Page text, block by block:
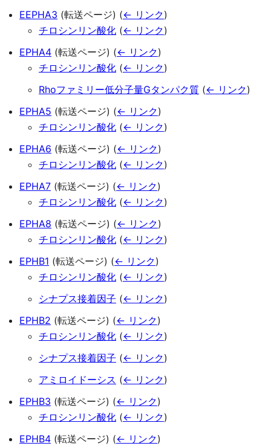
EEPHA3 (転送ページ) (← リンク)
チロシンリン酸化 (← リンク)
EPHA4 (転送ページ) (← リンク)
チロシンリン酸化 (← リンク)
Rhoファミリー低分子量Gタンパク質 (← リンク)
EPHA5 (転送ページ) (← リンク)
チロシンリン酸化 (← リンク)
EPHA6 (転送ページ) (← リンク)
チロシンリン酸化 (← リンク)
EPHA7 (転送ページ) (← リンク)
チロシンリン酸化 (← リンク)
EPHA8 (転送ページ) (← リンク)
チロシンリン酸化 (← リンク)
EPHB1 (転送ページ) (← リンク)
チロシンリン酸化 (← リンク)
シナプス接着因子 (← リンク)
EPHB2 (転送ページ) (← リンク)
チロシンリン酸化 (← リンク)
シナプス接着因子 (← リンク)
アミロイドーシス (← リンク)
EPHB3 (転送ページ) (← リンク)
チロシンリン酸化 (← リンク)
EPHB4 (転送ページ) (← リンク)